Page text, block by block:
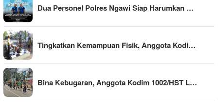
Dua Personel Polres Ngawi Siap Harumkan …
Tingkatkan Kemampuan Fisik, Anggota Kodi…
Bina Kebugaran, Anggota Kodim 1002/HST L…